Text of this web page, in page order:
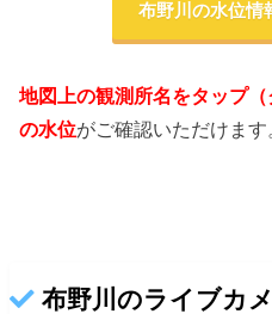
布野川の水位情
地図上の観測所名をタップ
の水位がご確認いただけます
布野川のライブカ